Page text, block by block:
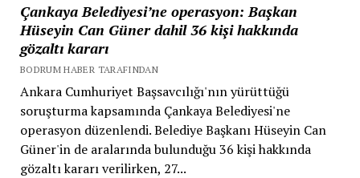
Çankaya Belediyesi’ne operasyon: Başkan
Hüseyin Can Güner dahil 36 kişi hakkında
gözaltı kararı
BODRUM HABER TARAFINDAN
Ankara Cumhuriyet Başsavcılığı'nın yürüttüğü
soruşturma kapsamında Çankaya Belediyesi'ne
operasyon düzenlendi. Belediye Başkanı Hüseyin Can
Güner'in de aralarında bulunduğu 36 kişi hakkında
gözaltı kararı verilirken, 27...